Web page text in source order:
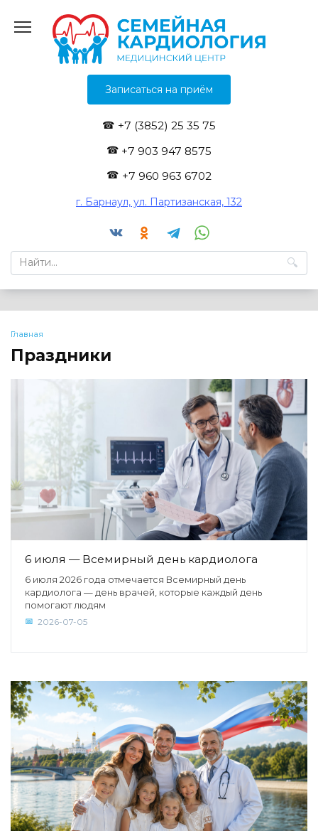
содержанию
Записаться на приём
+7 (3852) 25 35 75
+7 903 947 8575
+7 960 963 6702
г. Барнаул, ул. Партизанская, 132
Search
for:
Главная
Праздники
6 июля — Всемирный день кардиолога
6 июля 2026 года отмечается Всемирный день
кардиолога — день врачей, которые каждый день
помогают людям
2026-07-05